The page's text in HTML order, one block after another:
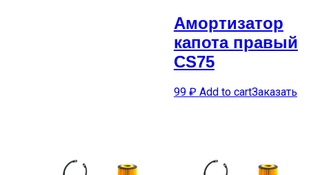
Амортизатор
капота правый
CS75
99 ₽ Add to cartЗаказать